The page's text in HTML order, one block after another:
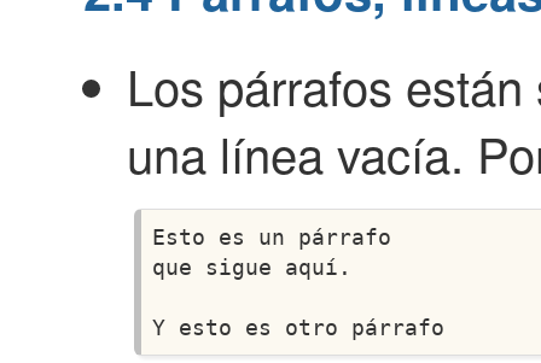
Los párrafos
una línea vacía.
Esto es un párrafo
que sigue aquí.